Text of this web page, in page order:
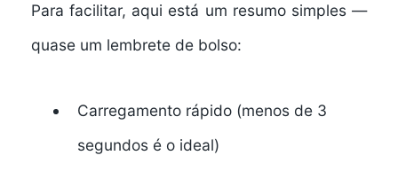
Para facilitar, aqui está um resumo simples —
quase um lembrete de bolso:
Carregamento rápido (menos de 3
segundos é o ideal)